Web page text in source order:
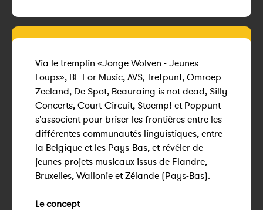
Via le tremplin «Jonge Wolven - Jeunes
Loups», BE For Music, AVS, Trefpunt, Omroep
Zeeland, De Spot, Beauraing is not dead, Silly
Concerts, Court-Circuit, Stoemp! et Poppunt
s'associent pour briser les frontières entre les
différentes communautés linguistiques, entre
la Belgique et les Pays-Bas, et révéler de
jeunes projets musicaux issus de Flandre,
Bruxelles, Wallonie et Zélande (Pays-Bas).
Le concept